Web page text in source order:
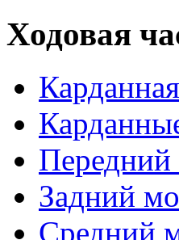
Ходовая
Передний
Задний
Средний